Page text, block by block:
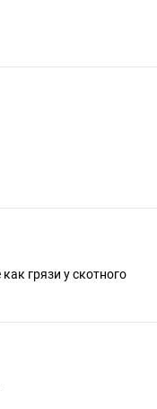
грязи у скотного